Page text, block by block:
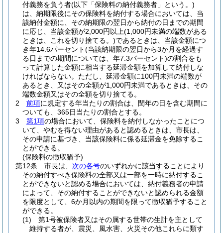
付義務を負う者(以下「保険料の納付義務者」という。)
は、納期限後にその保険料を納付する場合においては、当
該納付金額に、その納期限の翌日から納付の日までの期間
に応じ、当該金額が2,000円以上(1,000円未満の端数がある
ときは、これを切り捨てる。)であるときは、当該金額につ
き年14.6パーセント(当該納期限の翌日から3か月を経過す
る日までの期間については、年7.3パーセント)の割合をも
って計算した金額に相当する延滞金額を加算して納付しな
ければならない。 ただし、延滞金額に100円未満の端数が
あるとき、又はその全額が1,000円未満であるときは、その
端数金額又はその全額を切り捨てる。
2
前項に規定する年当たりの割合は、閏年の日を含む期間に
ついても、365日当たりの割合とする。
3
第1項の場合において、保険料を納付しなかったことにつ
いて、やむを得ない理由があると認めるときは、市長は、
その申請に基づき、当該保険料に係る延滞金を免除するこ
とができる。
(保険料の徴収猶予)
第12条
市長は、 次の各号のいずれかに該当することにより
その納付すべき保険料の全部又は一部を一時に納付するこ
とができないと認める場合においては、納付義務者の申請
によって、その納付することができないと認められる金額
を限度として、6か月以内の期間を限って徴収猶予すること
ができる。
(1)
第1号被保険者又はその属する世帯の生計を主として
維持する者が、震災、風水害、火災その他これらに類す